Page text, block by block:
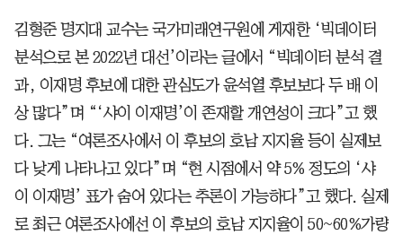
김형준 명지대 교수는 국가미래연구원에 게재한 ‘빅데이터
분석으로 본 2022년 대선’이라는 글에서 “빅데이터 분석 결
과, 이재명 후보에 대한 관심도가 윤석열 후보보다 두 배 이
상 많다”며 “‘샤이 이재명’이 존재할 개연성이 크다”고 했
다. 그는 “여론조사에서 이 후보의 호남 지지율 등이 실제보
다 낮게 나타나고 있다”며 “현 시점에서 약 5% 정도의 ‘샤
이 이재명’ 표가 숨어 있다는 추론이 가능하다”고 했다. 실제
로 최근 여론조사에선 이 후보의 호남 지지율이 50~60%가량